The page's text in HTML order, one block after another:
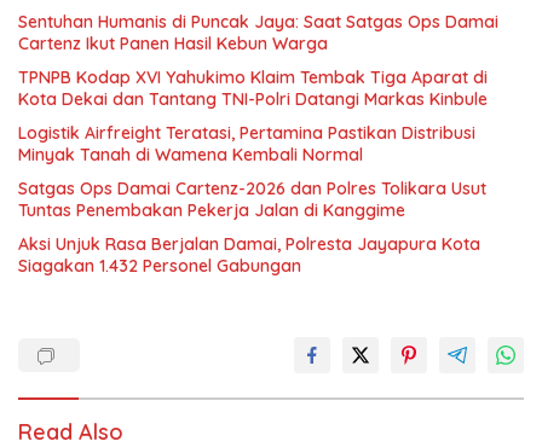
Sentuhan Humanis di Puncak Jaya: Saat Satgas Ops Damai
Cartenz Ikut Panen Hasil Kebun Warga
TPNPB Kodap XVI Yahukimo Klaim Tembak Tiga Aparat di
Kota Dekai dan Tantang TNI-Polri Datangi Markas Kinbule
Logistik Airfreight Teratasi, Pertamina Pastikan Distribusi
Minyak Tanah di Wamena Kembali Normal
Satgas Ops Damai Cartenz-2026 dan Polres Tolikara Usut
Tuntas Penembakan Pekerja Jalan di Kanggime
Aksi Unjuk Rasa Berjalan Damai, Polresta Jayapura Kota
Siagakan 1.432 Personel Gabungan
Read Also